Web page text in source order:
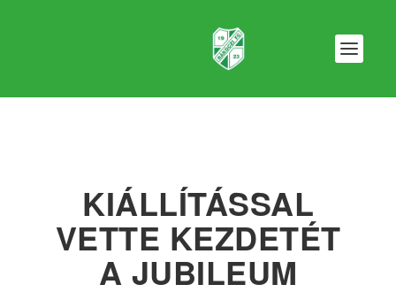
KIÁLLÍTÁSSAL
VETTE KEZDETÉT
A JUBILEUM